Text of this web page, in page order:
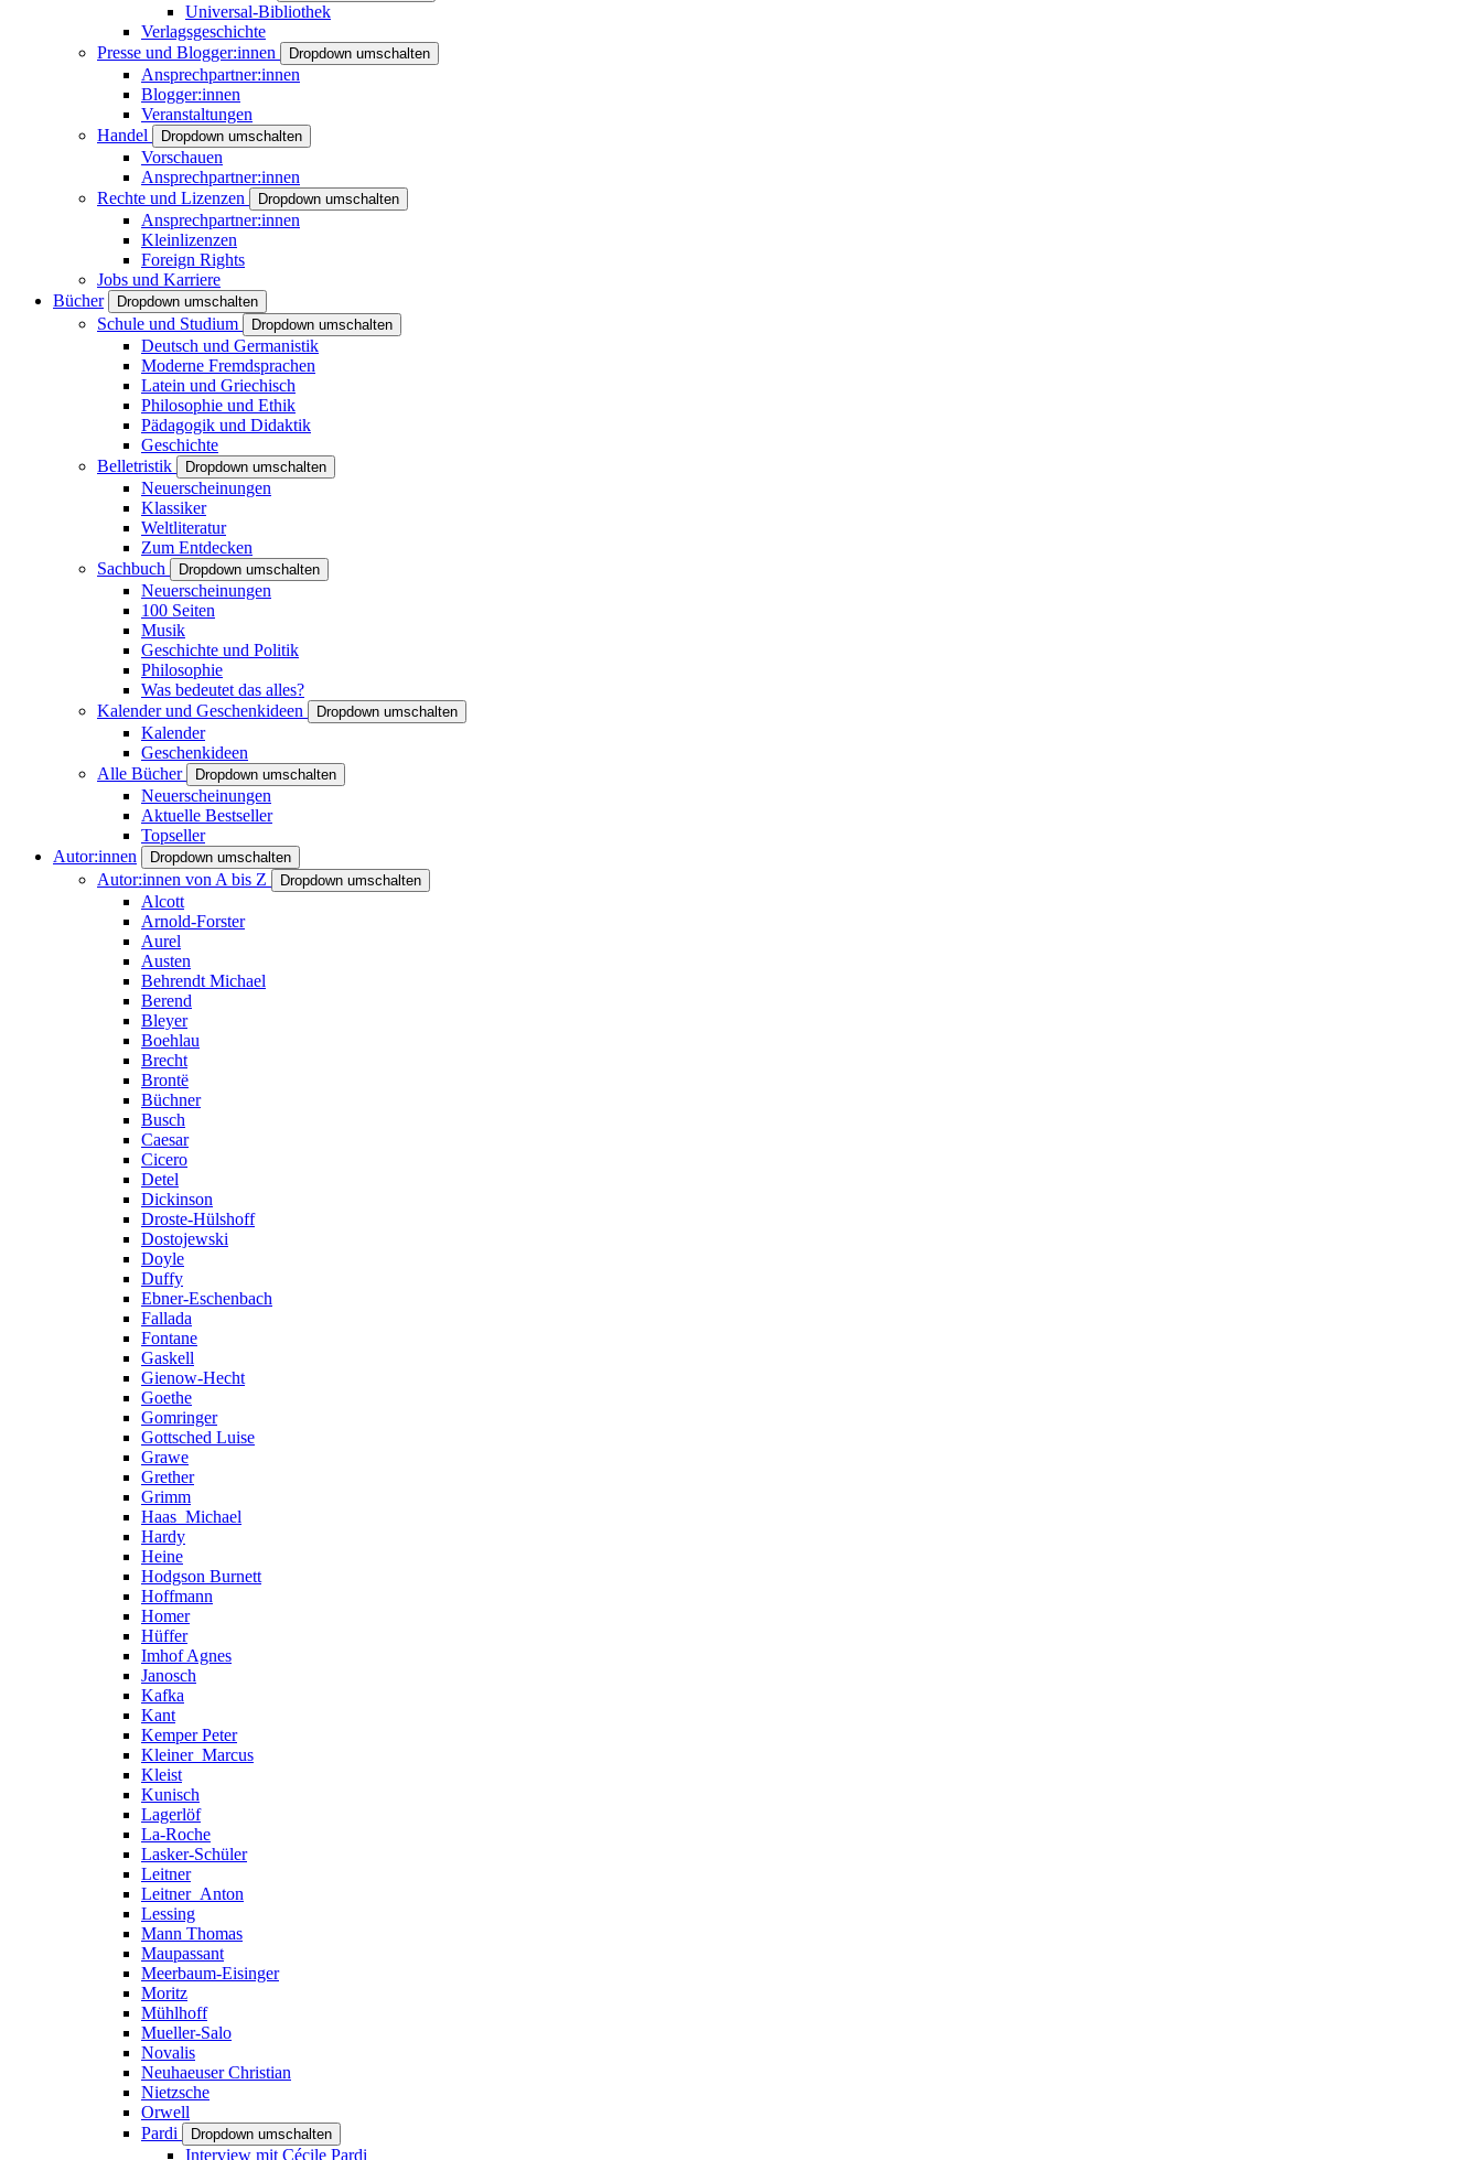
Universal-Bibliothek
Verlagsgeschichte
Presse und Blogger:innen
Dropdown umschalten
Ansprechpartner:innen
Blogger:innen
Veranstaltungen
Handel
Dropdown umschalten
Vorschauen
Ansprechpartner:innen
Rechte und Lizenzen
Dropdown umschalten
Ansprechpartner:innen
Kleinlizenzen
Foreign Rights
Jobs und Karriere
Bücher
Dropdown umschalten
Schule und Studium Dropdown umschalten
Deutsch und Germanistik
Moderne Fremdsprachen
Latein und Griechisch
Philosophie und Ethik
Pädagogik und Didaktik
Geschichte
Belletristik
Dropdown umschalten
Neuerscheinungen
Klassiker
Weltliteratur
Zum Entdecken
Sachbuch
Dropdown umschalten
Neuerscheinungen
100 Seiten
Musik
Geschichte und Politik
Philosophie
Was bedeutet das alles?
Kalender und Geschenkideen
Dropdown umschalten
Kalender
Geschenkideen
Alle Bücher
Dropdown umschalten
Neuerscheinungen
Aktuelle Bestseller
Topseller
Autor:innen
Dropdown umschalten
Autor:innen von A bis Z Dropdown umschalten
Alcott
Arnold-Forster
Aurel
Austen
Behrendt Michael
Berend
Bleyer
Boehlau
Brecht
Brontë
Büchner
Busch
Caesar
Cicero
Detel
Dickinson
Droste-Hülshoff
Dostojewski
Doyle
Duffy
Ebner-Eschenbach
Fallada
Fontane
Gaskell
Gienow-Hecht
Goethe
Gomringer
Gottsched Luise
Grawe
Grether
Grimm
Haas_Michael
Hardy
Heine
Hodgson Burnett
Hoffmann
Homer
Hüffer
Imhof Agnes
Janosch
Kafka
Kant
Kemper Peter
Kleiner_Marcus
Kleist
Kunisch
Lagerlöf
La-Roche
Lasker-Schüler
Leitner
Leitner_Anton
Lessing
Mann Thomas
Maupassant
Meerbaum-Eisinger
Moritz
Mühlhoff
Mueller-Salo
Novalis
Neuhaeuser Christian
Nietzsche
Orwell
Pardi
Dropdown umschalten
Interview mit Cécile Pardi